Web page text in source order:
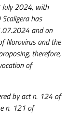
2024, with
has
and on
Norovirus and the
therefore,
of
by act n. 124 of
n. 121 of